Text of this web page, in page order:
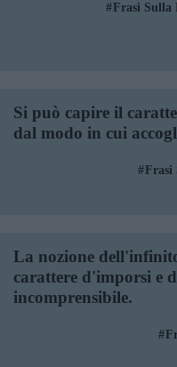
Frasi Sulla
Si può capire il
dal modo in cui
Frasi
La nozione
carattere d'imporsi e
incomprensibile.